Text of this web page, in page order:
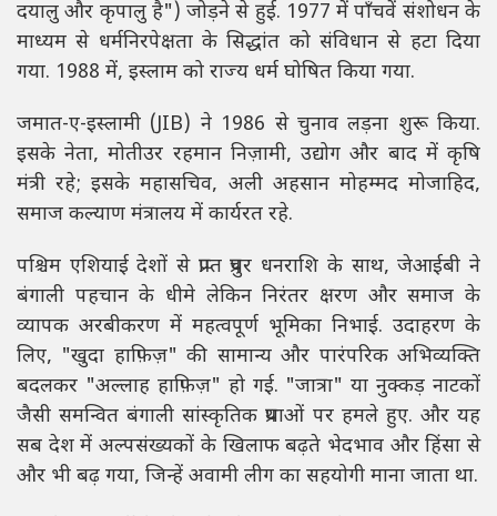
दयालु और कृपालु है") जोड़ने से हुई. 1977 में पाँचवें संशोधन के
माध्यम से धर्मनिरपेक्षता के सिद्धांत को संविधान से हटा दिया
गया. 1988 में, इस्लाम को राज्य धर्म घोषित किया गया.
जमात-ए-इस्लामी (JIB) ने 1986 से चुनाव लड़ना शुरू किया.
इसके नेता, मोतीउर रहमान निज़ामी, उद्योग और बाद में कृषि
मंत्री रहे; इसके महासचिव, अली अहसान मोहम्मद मोजाहिद,
समाज कल्याण मंत्रालय में कार्यरत रहे.
पश्चिम एशियाई देशों से प्राप्त प्रचुर धनराशि के साथ, जेआईबी ने
बंगाली पहचान के धीमे लेकिन निरंतर क्षरण और समाज के
व्यापक अरबीकरण में महत्वपूर्ण भूमिका निभाई. उदाहरण के
लिए, "खुदा हाफ़िज़" की सामान्य और पारंपरिक अभिव्यक्ति
बदलकर "अल्लाह हाफ़िज़" हो गई. "जात्रा" या नुक्कड़ नाटकों
जैसी समन्वित बंगाली सांस्कृतिक प्रथाओं पर हमले हुए. और यह
सब देश में अल्पसंख्यकों के खिलाफ बढ़ते भेदभाव और हिंसा से
और भी बढ़ गया, जिन्हें अवामी लीग का सहयोगी माना जाता था.